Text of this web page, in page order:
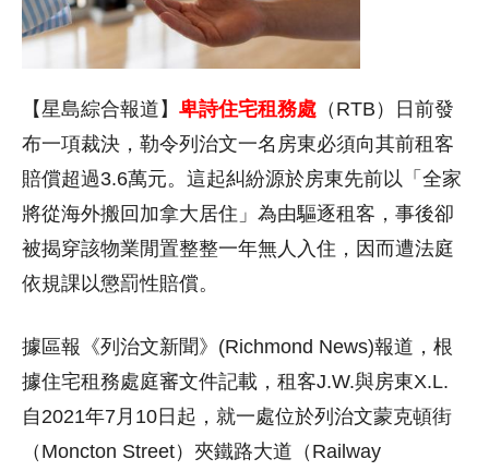
【星島綜合報道】 卑詩住宅租務處 （RTB）日前發
布一項裁決，勒令列治文一名房東必須向其前租客
賠償超過3.6萬元。這起糾紛源於房東先前以「全家
將從海外搬回加拿大居住」為由驅逐租客，事後卻
被揭穿該物業閒置整整一年無人入住，因而遭法庭
依規課以懲罰性賠償。
據區報《列治文新聞》(Richmond News)報道，根
據住宅租務處庭審文件記載，租客J.W.與房東X.L.
自2021年7月10日起，就一處位於列治文蒙克頓街
（Moncton Street）夾鐵路大道（Railway